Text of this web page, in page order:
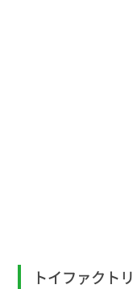
トイファクト